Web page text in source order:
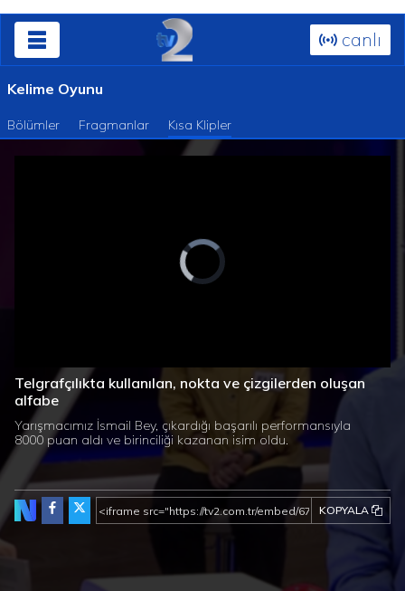
canlı
Kelime Oyunu
Bölümler Fragmanlar Kısa Klipler
Süre
Telgrafçılıkta kullanılan, nokta ve çizgilerden oluşan
alfabe
Yarışmacımız İsmail Bey, çıkardığı başarılı performansıyla
8000 puan aldı ve birinciliği kazanan isim oldu.
KOPYALA